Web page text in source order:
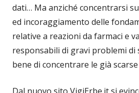
dati… Ma anziché concentrarsi
ed incoraggiamento delle
relative a reazioni da farmaci e
responsabili di gravi problemi di
bene di concentrare le già